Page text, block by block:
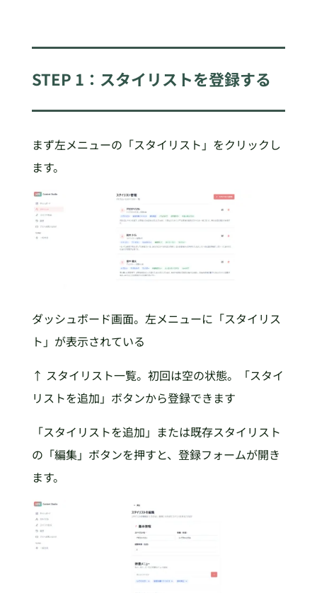
STEP 1：スタイリストを登録する
まず左メニューの「スタイリスト」をクリックし
ます。
ダッシュボード画面。左メニューに「スタイリス
ト」が表示されている
↑ スタイリスト一覧。初回は空の状態。「スタイ
リストを追加」ボタンから登録できます
「スタイリストを追加」または既存スタイリスト
の「編集」ボタンを押すと、登録フォームが開き
ます。